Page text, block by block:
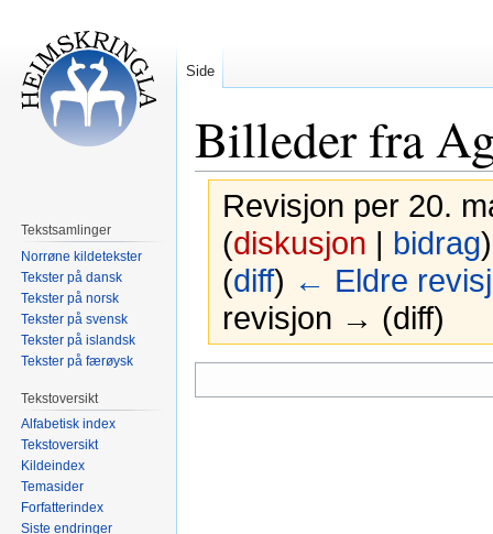
Billeder fra
Revisjon per 20.
(diskusjon | bidrag)
(diff) ← Eldre
revisjon → (diff)
til
til
Side
Tekstsamlinger
Norrøne kildetekster
Tekster på dansk
Tekster på norsk
Tekster på svensk
Tekster på islandsk
Tekster på færøysk
Tekstoversikt
Alfabetisk index
Tekstoversikt
Kildeindex
Temasider
Forfatterindex
Siste endringer